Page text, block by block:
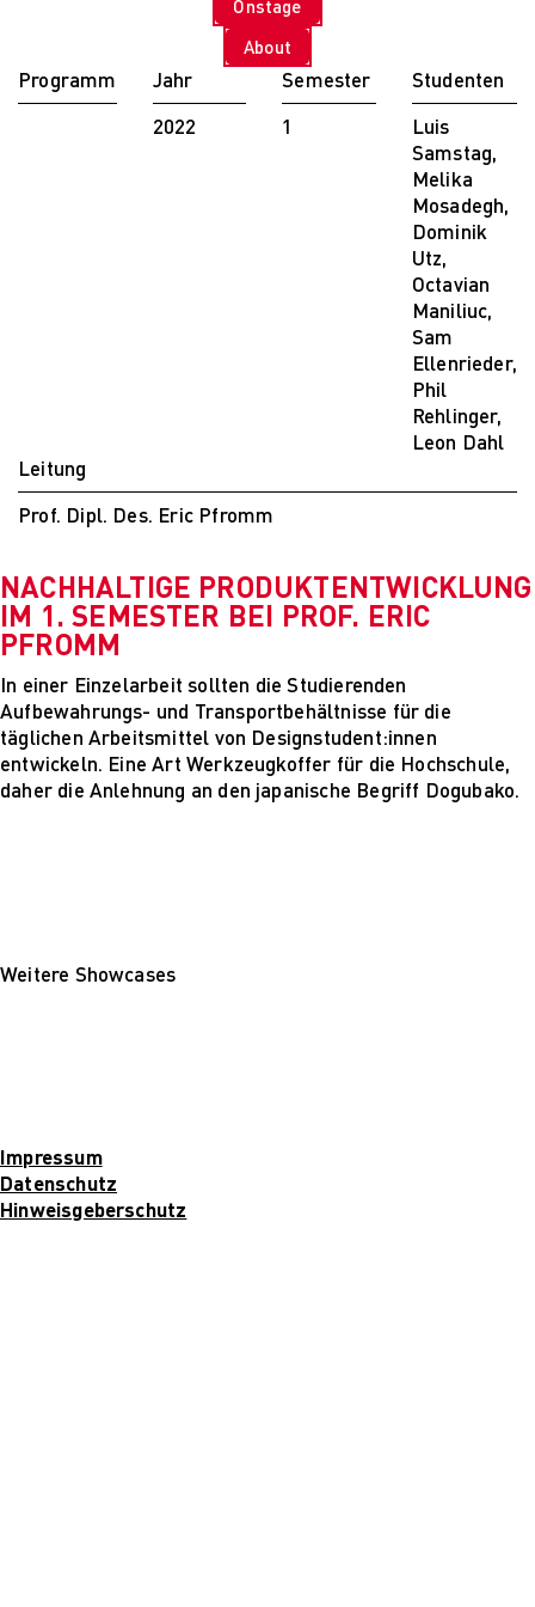
Creative
Management
Master Lecture
Fashion and Design
Fashion and Design
Vortragsreihe „Was
ist Design?
The Fabric of My
Digital and Technical
Digital and
2019 Künstliche
algorithmische
Innovation
The next wave of
tech
Sustainable Design
and Management
Sustainable Design
and Management
Utopie oder Realität
Onstage
About
Programm
Jahr
2022
Semester
1
Studenten
Luis
Samstag,
Melika
Mosadegh,
Dominik
Utz,
Octavian
Maniliuc,
Sam
Ellenrieder,
Phil
Rehlinger,
Leon Dahl
Leitung
Prof. Dipl. Des. Eric Pfromm
NACHHALTIGE PRODUKTENTWICKLUNG
IM 1. SEMESTER BEI PROF. ERIC
PFROMM
In einer Einzelarbeit sollten die Studierenden
Aufbewahrungs- und Transportbehältnisse für die
täglichen Arbeitsmittel von Designstudent:innen
entwickeln. Eine Art Werkzeugkoffer für die Hochschule,
daher die Anlehnung an den japanische Begriff Dogubako.
Weitere Showcases
Impressum
Datenschutz
Hinweisgeberschutz